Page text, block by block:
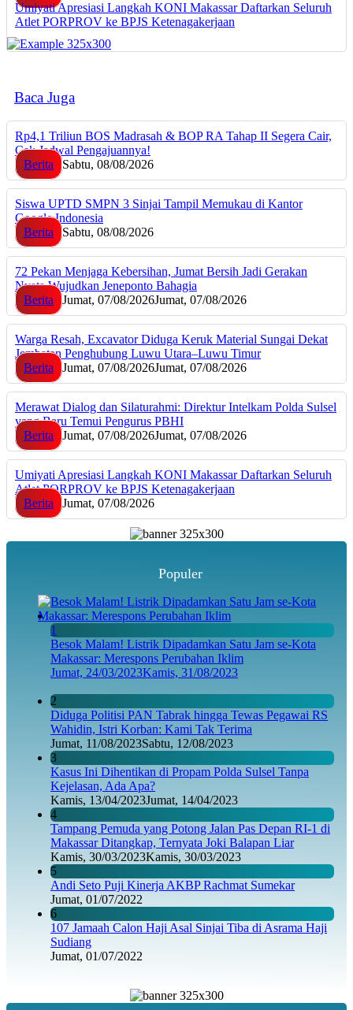
Umiyati Apresiasi Langkah KONI Makassar Daftarkan Seluruh
Atlet PORPROV ke BPJS Ketenagakerjaan
Baca Juga
Rp4,1 Triliun BOS Madrasah & BOP RA Tahap II Segera Cair,
Cek Jadwal Pengajuannya!
Berita
Sabtu, 08/08/2026
Siswa UPTD SMPN 3 Sinjai Tampil Memukau di Kantor
Google Indonesia
Berita
Sabtu, 08/08/2026
72 Pekan Menjaga Kebersihan, Jumat Bersih Jadi Gerakan
Nyata Wujudkan Jeneponto Bahagia
Berita
Jumat, 07/08/2026Jumat, 07/08/2026
Warga Resah, Excavator Diduga Keruk Material Sungai Dekat
Jembatan Penghubung Luwu Utara–Luwu Timur
Berita
Jumat, 07/08/2026Jumat, 07/08/2026
Merawat Dialog dan Silaturahmi: Direktur Intelkam Polda Sulsel
yang Baru Temui Pengurus PBHI
Berita
Jumat, 07/08/2026Jumat, 07/08/2026
Umiyati Apresiasi Langkah KONI Makassar Daftarkan Seluruh
Atlet PORPROV ke BPJS Ketenagakerjaan
Berita
Jumat, 07/08/2026
Populer
1
Besok Malam! Listrik Dipadamkan Satu Jam se-Kota
Makassar: Merespons Perubahan Iklim
Jumat, 24/03/2023Kamis, 31/08/2023
2
Diduga Politisi PAN Tabrak hingga Tewas Pegawai RS
Wahidin, Istri Korban: Kami Tak Terima
Jumat, 11/08/2023Sabtu, 12/08/2023
3
Kasus Ini Dihentikan di Propam Polda Sulsel Tanpa
Kejelasan, Ada Apa?
Kamis, 13/04/2023Jumat, 14/04/2023
4
Tampang Pemuda yang Potong Jalan Pas Depan RI-1 di
Makassar Ditangkap, Ternyata Joki Balapan Liar
Kamis, 30/03/2023Kamis, 30/03/2023
5
Andi Seto Puji Kinerja AKBP Rachmat Sumekar
Jumat, 01/07/2022
6
107 Jamaah Calon Haji Asal Sinjai Tiba di Asrama Haji
Sudiang
Jumat, 01/07/2022